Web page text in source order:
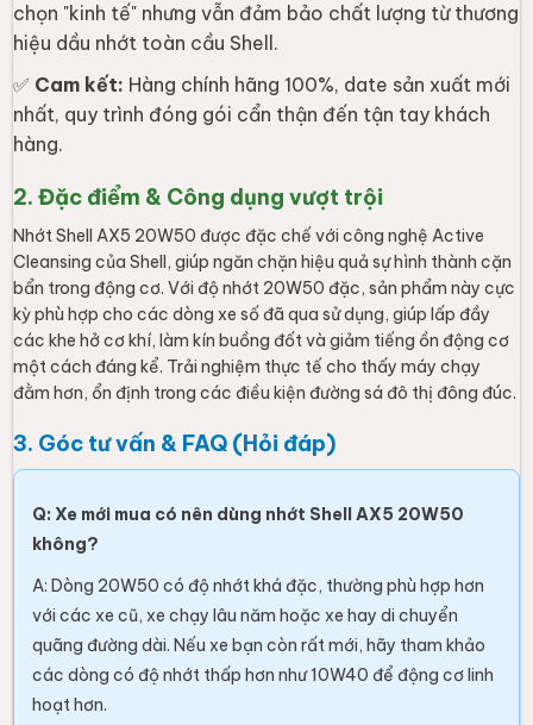
chọn "kinh tế" nhưng vẫn đảm bảo chất lượng từ thương
hiệu dầu nhớt toàn cầu Shell.
✅ Cam kết: Hàng chính hãng 100%, date sản xuất mới
nhất, quy trình đóng gói cẩn thận đến tận tay khách
hàng.
2. Đặc điểm & Công dụng vượt trội
Nhớt Shell AX5 20W50 được đặc chế với công nghệ Active
Cleansing của Shell, giúp ngăn chặn hiệu quả sự hình thành cặn
bẩn trong động cơ. Với độ nhớt 20W50 đặc, sản phẩm này cực
kỳ phù hợp cho các dòng xe số đã qua sử dụng, giúp lấp đầy
các khe hở cơ khí, làm kín buồng đốt và giảm tiếng ồn động cơ
một cách đáng kể. Trải nghiệm thực tế cho thấy máy chạy
đằm hơn, ổn định trong các điều kiện đường sá đô thị đông đúc.
3. Góc tư vấn & FAQ (Hỏi đáp)
Q: Xe mới mua có nên dùng nhớt Shell AX5 20W50
không?
A: Dòng 20W50 có độ nhớt khá đặc, thường phù hợp hơn
với các xe cũ, xe chạy lâu năm hoặc xe hay di chuyển
quãng đường dài. Nếu xe bạn còn rất mới, hãy tham khảo
các dòng có độ nhớt thấp hơn như 10W40 để động cơ linh
hoạt hơn.